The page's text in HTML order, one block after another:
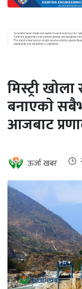
ऊर्जा
दक्षता
खबर
हरित
हाइड्रोजन
सम्पादकीय
बैंक
पर्यटन
भिडियो
छापा
खोज
मिस्ट्री
बनाएकाे
आजबाट
ऊर्जा खबर